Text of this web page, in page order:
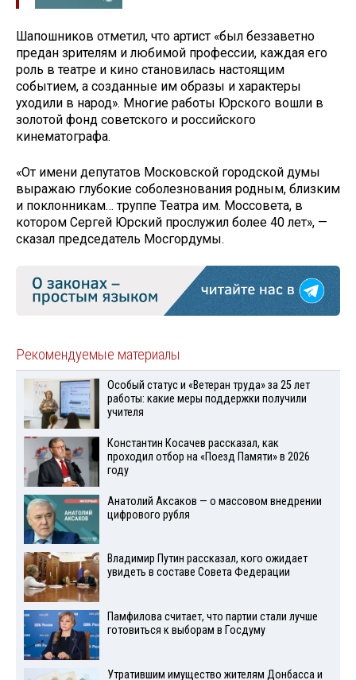
Шапошников отметил, что артист «был беззаветно
предан зрителям и любимой профессии, каждая его
роль в театре и кино становилась настоящим
событием, а созданные им образы и характеры
уходили в народ». Многие работы Юрского вошли в
золотой фонд советского и российского
кинематографа.
«От имени депутатов Московской городской думы
выражаю глубокие соболезнования родным, близким
и поклонникам… труппе Театра им. Моссовета, в
котором Сергей Юрский прослужил более 40 лет», —
сказал председатель Мосгордумы.
Рекомендуемые материалы
Особый статус и «Ветеран труда» за 25 лет
работы: какие меры поддержки получили
учителя
Константин Косачев рассказал, как
проходил отбор на «Поезд Памяти» в 2026
году
Анатолий Аксаков — о массовом внедрении
цифрового рубля
Владимир Путин рассказал, кого ожидает
увидеть в составе Совета Федерации
Памфилова считает, что партии стали лучше
готовиться к выборам в Госдуму
Утратившим имущество жителям Донбасса и